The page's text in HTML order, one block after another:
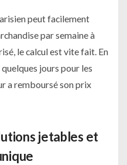
peut facilement
par semaine à
le calcul est vite fait. En
jours pour les
a remboursé son prix
jetables et